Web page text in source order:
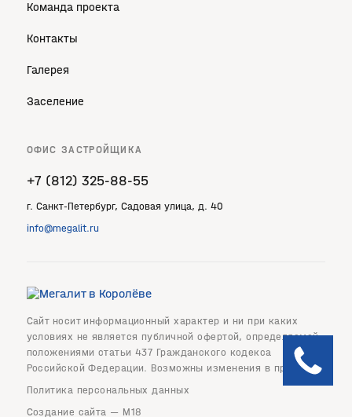
Команда проекта
Контакты
Галерея
Заселение
ОФИС ЗАСТРОЙЩИКА
+7 (812) 325‐88‐55
г. Санкт‐Петербург, Садовая улица, д. 40
info@megalit.ru
Сайт носит информационный характер и ни при каких
условиях не является публичной офертой, определяемой
положениями статьи 437 Гражданского кодекса
Российской Федерации. Возможны изменения в проекте.
Политика персональных данных
Создание сайта — М18